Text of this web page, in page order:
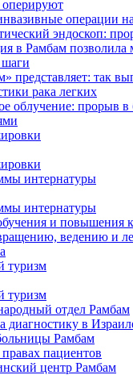
операции
эндоскоп:
в Рамбам позволила
представляет: так
рака легких
облучение: прорыв в
интернатуры
интернатуры
и повышения
ведению и
туризм
туризм
отдел Рамбам
диагностику в
Рамбам
пациентов
центр Рамбам